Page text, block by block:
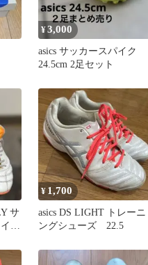
¥3,000
asics サッカースパイク
24.5cm 2足セット
サ
¥ 1,700
asics DS LIGHT トレーニ
ングシューズ 22.5